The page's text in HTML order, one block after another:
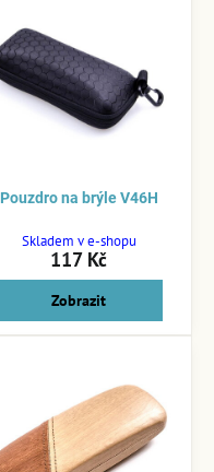
Pouzdro na brýle V46H
Skladem v e-shopu
117 Kč
Zobrazit